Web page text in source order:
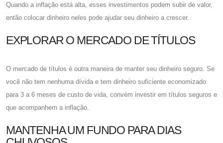
Quando a inflação está alta, esses investimentos podem subir de valor,
então colocar dinheiro neles pode ajudar seu dinheiro a crescer.
EXPLORAR O MERCADO DE TÍTULOS
O mercado de títulos é outra maneira de manter seu dinheiro seguro. Se
você não tem nenhuma dívida e tem dinheiro suficiente economizado
para 3 a 6 meses de custo de vida, convém investir em títulos seguros e
que acompanhem a inflação.
MANTENHA UM FUNDO PARA DIAS